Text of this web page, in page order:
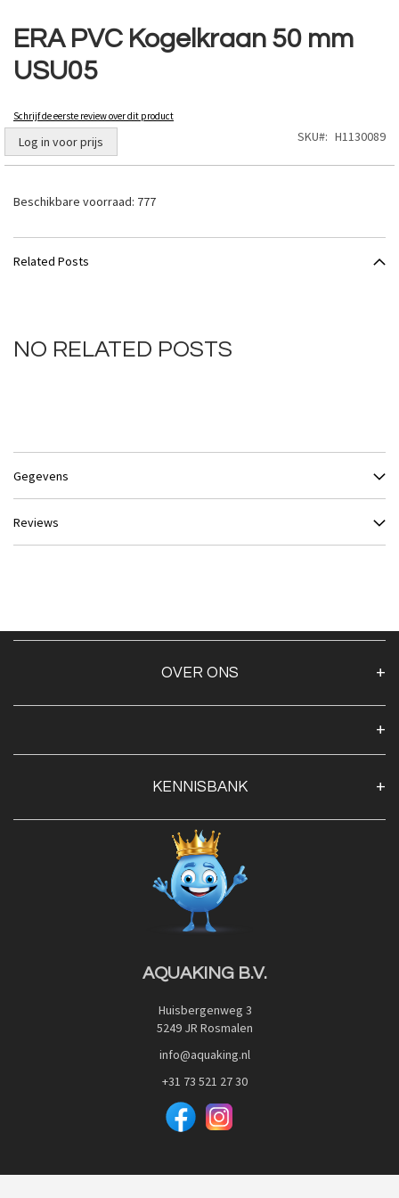
ERA PVC Kogelkraan 50 mm
USU05
Schrijf de eerste review over dit product
Log in voor prijs SKU H1130089
Beschikbare voorraad: 777
naar
het
begin
van
afbeeldingen-
gallerij
Related Posts
NO RELATED POSTS
Gegevens
Reviews
OVER ONS
Openingstijden
Contact
Privacy Policy
Veilig betalen met:
KENNISBANK
Blog
Advies
Red Label Filter Series
Nishikigoi-Ô
JPD Japan Pet Design
AQUAKING B.V.
Huisbergenweg 3
5249 JR Rosmalen
info@aquaking.nl
+31 73 521 27 30